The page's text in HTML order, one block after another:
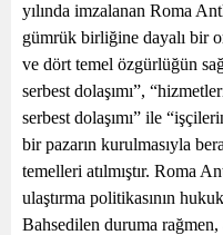
yılında imzalanan Roma
gümrük birliğine dayalı bir
ve dört temel özgürlüğün
serbest dolaşımı”,
serbest dolaşımı” ile
bir pazarın kurulmasıyla
temelleri atılmıştır. Roma
ulaştırma politikasının
Bahsedilen duruma rağmen,